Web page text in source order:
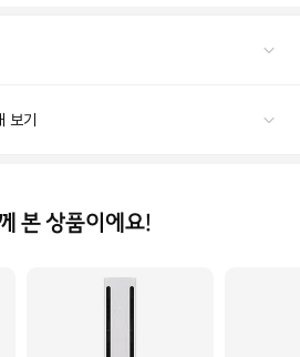
보기
본 상품이에요!